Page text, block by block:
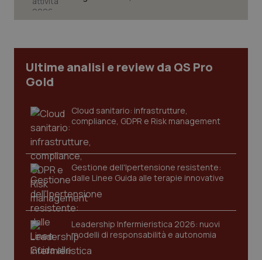
Ultime analisi e review da QS Pro
Gold
Cloud sanitario: infrastrutture,
compliance, GDPR e Risk management
Gestione dell'Ipertensione resistente:
dalle Linee Guida alle terapie innovative
Leadership Infermieristica 2026: nuovi
modelli di responsabilità e autonomia
sito web abilitandone funzionalità di base quali la
protette del sito. Il sito web non è in grado di
funzionare correttamente senza questi cookie.
VISITOR_PRIVACY_METADATA
YouTube
.youtube.com